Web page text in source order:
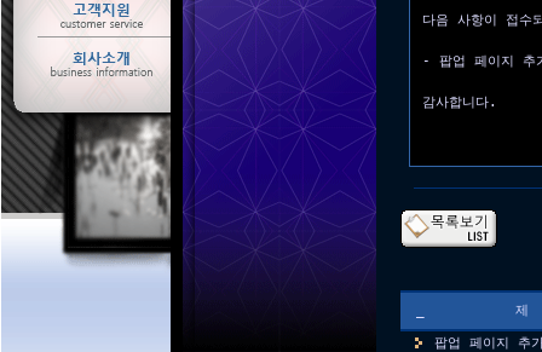
다음 사항이 접수
- 팝업 페이지 추
감사합니다.
팝업 페이지 추